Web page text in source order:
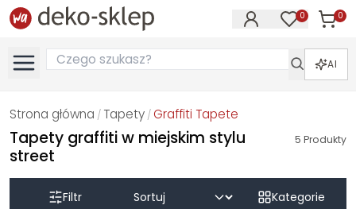
0 0
AI
Strona główna / Tapety / Graffiti Tapete
Tapety graffiti w miejskim stylu
street
5 Produkty
Filtr Kategorie